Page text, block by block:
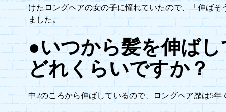
けたロングヘアの女の子に憧れていたので、「伸ばそ
ました。
●いつから髪を伸ば
どれくらいですか？
中2のころから伸ばしているので、ロングヘア歴は5年